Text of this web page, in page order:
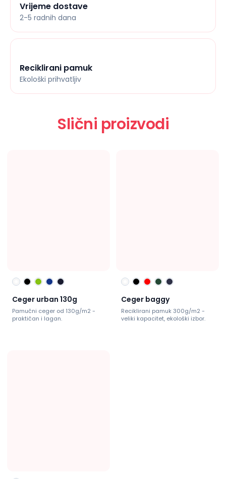
Vrijeme dostave
2-5 radnih dana
Reciklirani pamuk
Ekološki prihvatljiv
Slični proizvodi
Ceger urban 130g
Pamučni ceger od 130g/m2 -
praktičan i lagan.
Ceger baggy
Reciklirani pamuk 300g/m2 -
veliki kapacitet, ekološki izbor.